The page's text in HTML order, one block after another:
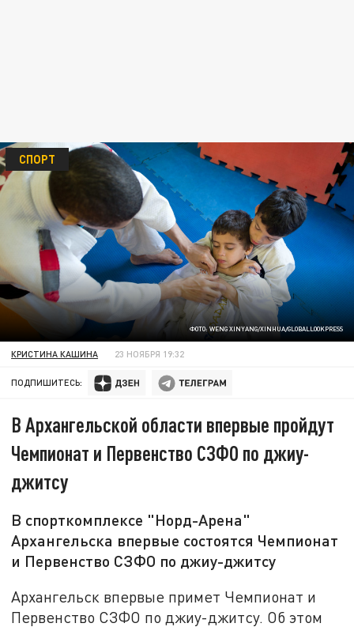
ФОТО: WENG XINYANG/XINHUA/GLOBALLOOKPRESS
СПОРТ
КРИСТИНА КАШИНА 23 НОЯБРЯ 19:32
ПОДПИШИТЕСЬ:
В Архангельской области впервые пройдут
Чемпионат и Первенство СЗФО по джиу-
джитсу
В спорткомплексе "Норд-Арена"
Архангельска впервые состоятся Чемпионат
и Первенство СЗФО по джиу-джитсу
Архангельск впервые примет Чемпионат и
Первенство СЗФО по джиу-джитсу. Об этом